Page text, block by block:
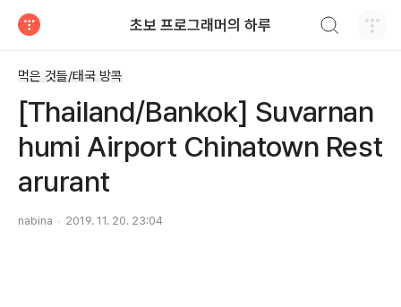
초보 프로그래머의 하루
먹은 것들/태국 방콕
[Thailand/Bankok] Suvarnan
humi Airport Chinatown Rest
arurant
nabina 2019. 11. 20. 23:04